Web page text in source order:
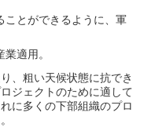
ことができるように、軍
適用。
、粗い天候状態に抗でき
ジェクトのために適して
に多くの下部組織のプロ